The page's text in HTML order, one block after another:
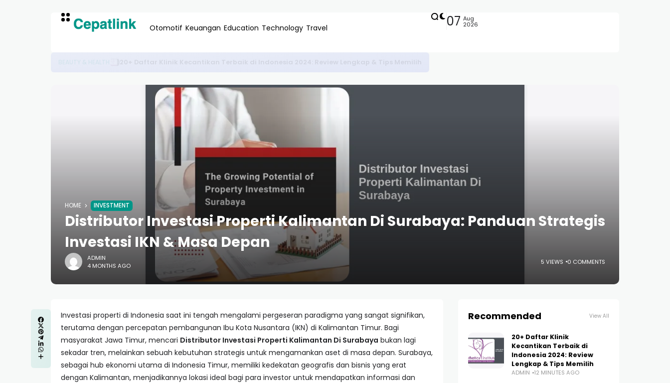
Otomotif Keuangan Education Technology Travel 07 Aug
2026
HOME INVESTMENT
Distributor Investasi Properti Kalimantan Di Surabaya: Panduan Strategis
Investasi IKN & Masa Depan
ADMIN
4 MONTHS AGO
5 VIEWS 0 COMMENTS
Investasi properti di Indonesia saat ini tengah mengalami pergeseran paradigma yang sangat signifikan,
terutama dengan percepatan pembangunan Ibu Kota Nusantara (IKN) di Kalimantan Timur. Bagi
masyarakat Jawa Timur, mencari Distributor Investasi Properti Kalimantan Di Surabaya bukan lagi
sekadar tren, melainkan sebuah kebutuhan strategis untuk mengamankan aset di masa depan. Surabaya,
sebagai hub ekonomi utama di Indonesia Timur, memiliki kedekatan geografis dan bisnis yang erat
dengan Kalimantan, menjadikannya lokasi ideal bagi para investor untuk mendapatkan informasi dan
Recommended View All
20+ Daftar Klinik
Kecantikan Terbaik di
Indonesia 2024: Review
Lengkap & Tips Memilih
ADMIN 12 MINUTES AGO